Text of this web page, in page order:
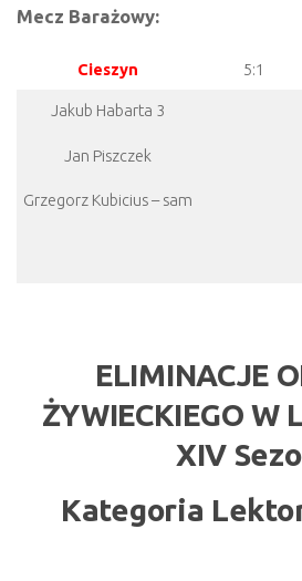
Mecz Barażowy:
Cieszyn 5:1
Jakub Habarta 3
Jan Piszczek
Grzegorz Kubicius – sam
ELIMINACJE
ŻYWIECKIEGO W
XIV
Kategoria